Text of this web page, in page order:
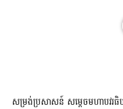
សម្រង់ប្រសាសន៍ សម្ដេចមហាបវ